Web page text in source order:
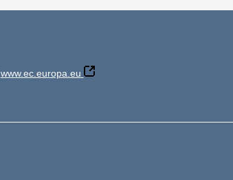
www.ec.europa.eu